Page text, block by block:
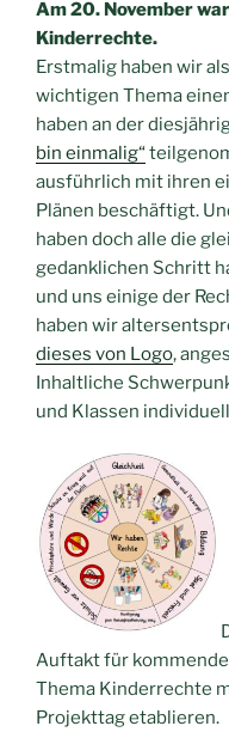
Am 20. November
Kinderrechte.
Erstmalig haben wir
wichtigen Thema
haben an der
bin einmalig“
ausführlich mit ihren
Plänen beschäftigt.
haben doch alle die
gedanklichen Schritt
und uns einige der
haben wir
dieses von Logo,
Inhaltliche
und Klassen
Auftakt für kommende
Thema Kinderrechte
Projekttag etablieren.